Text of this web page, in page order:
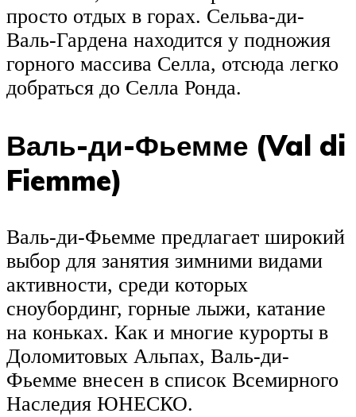
просто отдых в горах. Сельва-ди-
Валь-Гардена находится у подножия
горного массива Селла, отсюда легко
добраться до Селла Ронда.
Валь-ди-Фьемме (Val di
Fiemme)
Валь-ди-Фьемме предлагает широкий
выбор для занятия зимними видами
активности, среди которых
сноубординг, горные лыжи, катание
на коньках. Как и многие курорты в
Доломитовых Альпах, Валь-ди-
Фьемме внесен в список Всемирного
Наследия ЮНЕСКО.